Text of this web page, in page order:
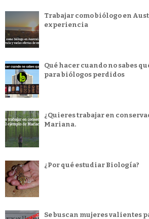
Trabajar como biólogo en
experiencia
Qué hacer cuando no sabes
para biólogos perdidos
¿Quieres trabajar en
Mariana.
¿Por qué estudiar Biología?
Se buscan mujeres valientes